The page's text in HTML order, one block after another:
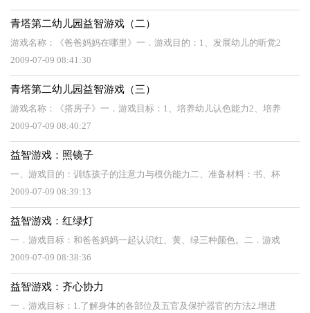
青塔第二幼儿园益智游戏（二）
游戏名称：《爸爸妈妈在哪里》一．游戏目的：1、发展幼儿的听觉2
2009-07-09 08:41:30
青塔第二幼儿园益智游戏（三）
游戏名称：《搭房子》一．游戏目标：1、培养幼儿认色能力2、培养
2009-07-09 08:40:27
益智游戏：照镜子
一、游戏目的：训练孩子的注意力与模仿能力二、准备材料：书、杯
2009-07-09 08:39:13
益智游戏：红绿灯
一．游戏目标：和爸爸妈妈一起认识红、黄、绿三种颜色。二．游戏
2009-07-09 08:38:36
益智游戏：齐心协力
一．游戏目标：1.了解身体的各部位及五官及保护器官的方法2.增进